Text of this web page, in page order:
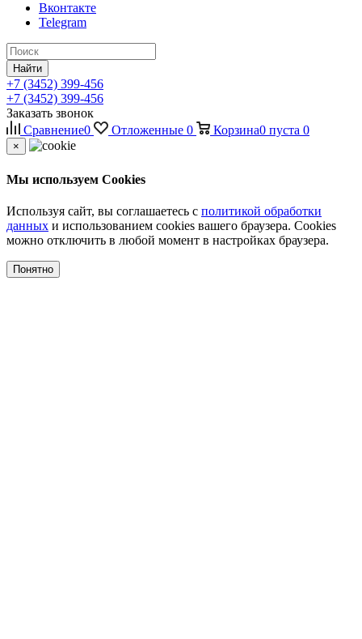
Вконтакте
Telegram
Найти
+7 (3452) 399-456
+7 (3452) 399-456
Заказать звонок
Сравнение0 Отложенные 0 Корзина0 пуста 0
×
Мы используем Cookies
Используя сайт, вы соглашаетесь с политикой обработки
данных и использованием cookies вашего браузера. Cookies
можно отключить в любой момент в настройках браузера.
Понятно